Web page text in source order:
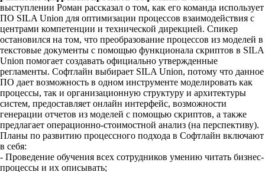
выступлении Роман рассказал о том, как его команда использует
ПО SILA Union для оптимизации процессов взаимодействия с
центрами компетенции и технической дирекцией. Спикер
остановился на том, что преобразование процессов из моделей в
текстовые документы с помощью функционала скриптов в SILA
Union помогает создавать официально утвержденные
регламенты. Софтлайн выбирает SILA Union, потому что данное
ПО дает возможность в одном инструменте моделировать как
процессы, так и организационную структуру и архитектуры
систем, предоставляет онлайн интерфейс, возможности
генерации отчетов из моделей с помощью скриптов, а также
предлагает операционно-стоимостной анализ (на перспективу).
Планы по развитию процессного подхода в Софтлайн включают
в себя:
- Проведение обучения всех сотрудников умению читать бизнес-
процессы и их описывать;